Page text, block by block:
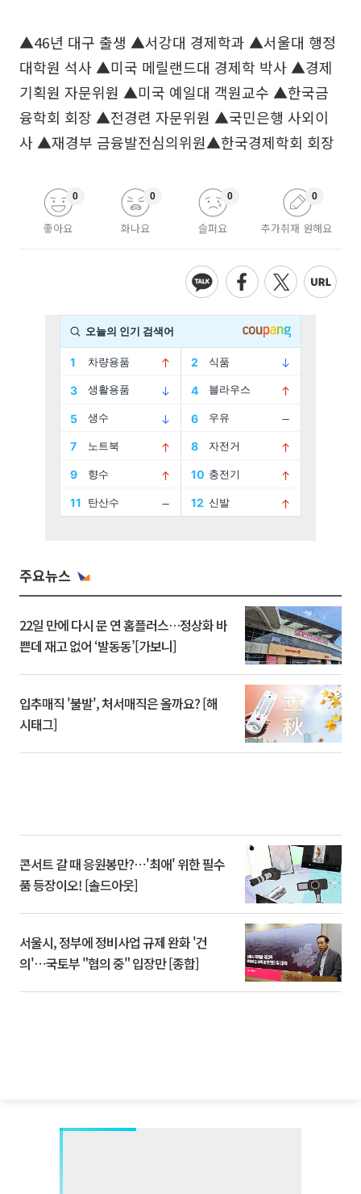
▲46년 대구 출생 ▲서강대 경제학과 ▲서울대 행정
대학원 석사 ▲미국 메릴랜드대 경제학 박사 ▲경제
기획원 자문위원 ▲미국 예일대 객원교수 ▲한국금
융학회 회장 ▲전경련 자문위원 ▲국민은행 사외이
사 ▲재경부 금융발전심의위원▲한국경제학회 회장
좋아요
0
화나요
0
슬퍼요
0
추가취재 원해요
0
주요뉴스
22일 만에 다시 문 연 홈플러스…정상화 바
쁜데 재고 없어 ‘발동동’[가보니]
입추매직 '불발', 처서매직은 올까요? [해
시태그]
콘서트 갈 때 응원봉만?⋯'최애' 위한 필수
품 등장이오! [솔드아웃]
서울시, 정부에 정비사업 규제 완화 '건
의'⋯국토부 "협의 중" 입장만 [종합]